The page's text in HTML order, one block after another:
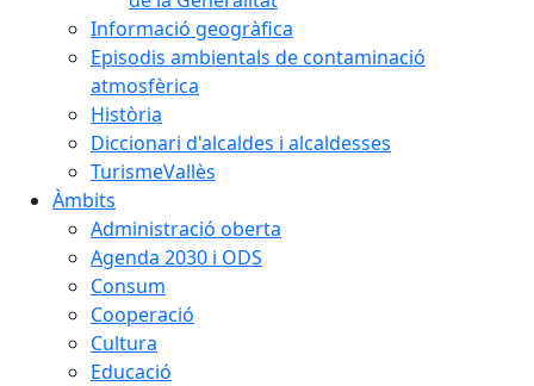
Informació geogràfica
Episodis ambientals de contaminació
atmosfèrica
Història
Diccionari d'alcaldes i alcaldesses
TurismeVallès
Àmbits
Administració oberta
Agenda 2030 i ODS
Consum
Cooperació
Cultura
Educació